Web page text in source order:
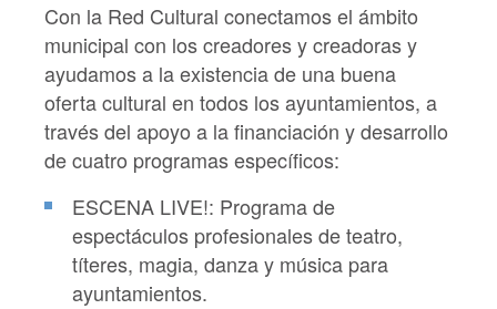
Con la Red Cultural conectamos el ámbito
municipal con los creadores y creadoras y
ayudamos a la existencia de una buena
oferta cultural en todos los ayuntamientos, a
través del apoyo a la financiación y desarrollo
de cuatro programas específicos:
ESCENA LIVE!: Programa de
espectáculos profesionales de teatro,
títeres, magia, danza y música para
ayuntamientos.